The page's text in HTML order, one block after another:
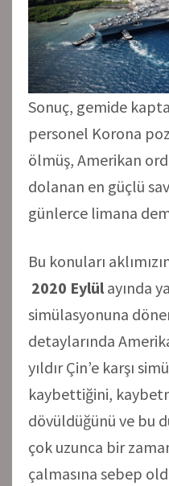
Sonuç, gemide
personel Korona
ölmüş, Amerikan
dolanan en güçlü
günlerce limana
Bu konuları
2020 Eylül ayında
simülasyonuna
detaylarında
yıldır Çin’e karşı
kaybettiğini,
dövüldüğünü ve bu
çok uzunca bir
çalmasına sebep